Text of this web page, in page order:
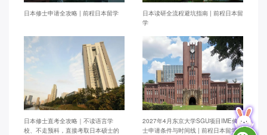
日本修士申请全攻略 | 前程日本留学
日本读研全流程避坑指南 | 前程日本留
学
日本修士直考全攻略｜不读语言学
校、不走预科，直接考取日本硕士的
2027年4月东京大学SGU项目IME修
士申请条件与时间线 | 前程日本留学